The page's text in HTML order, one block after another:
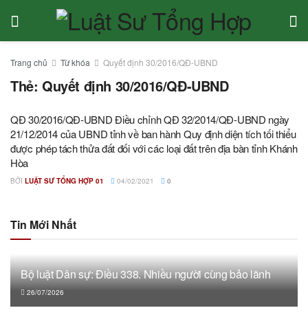
Trang chủ Từ khóa Quyết định 30/2016/QĐ-UBND
Thẻ: Quyết định 30/2016/QĐ-UBND
QĐ 30/2016/QĐ-UBND Điều chỉnh QĐ 32/2014/QĐ-UBND ngày
21/12/2014 của UBND tỉnh về ban hành Quy định diện tích tối thiểu
được phép tách thửa đất đối với các loại đất trên địa bàn tỉnh Khánh
Hòa
BỞI LUẬT SƯ TỔNG HỢP 01 04/02/2021 0
Tin Mới Nhất
Bộ luật Dân sự: Điều 338. Nhiều người cùng bảo lãnh
26/07/2026